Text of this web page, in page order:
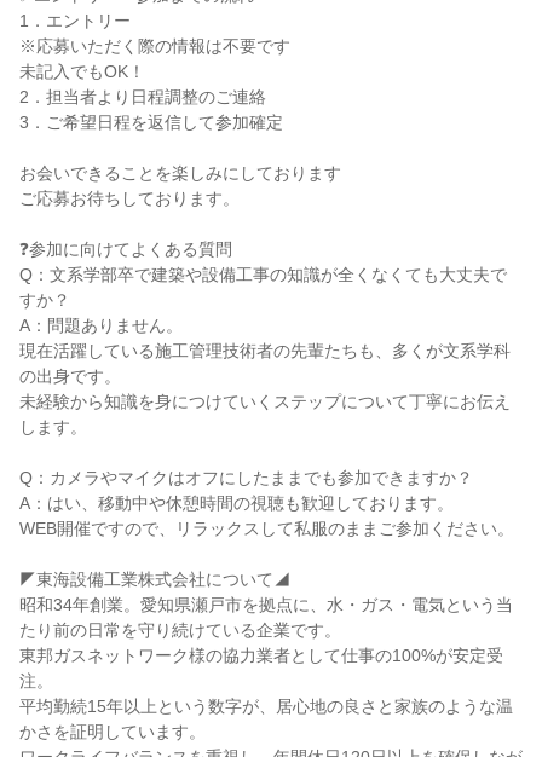
1．エントリー
※応募いただく際の情報は不要です
未記入でもOK！
2．担当者より日程調整のご連絡
3．ご希望日程を返信して参加確定
お会いできることを楽しみにしております
ご応募お待ちしております。
❓参加に向けてよくある質問
Q：文系学部卒で建築や設備工事の知識が全くなくても大丈夫で
すか？
A：問題ありません。
現在活躍している施工管理技術者の先輩たちも、多くが文系学科
の出身です。
未経験から知識を身につけていくステップについて丁寧にお伝え
します。
Q：カメラやマイクはオフにしたままでも参加できますか？
A：はい、移動中や休憩時間の視聴も歓迎しております。
WEB開催ですので、リラックスして私服のままご参加ください。
◤東海設備工業株式会社について◢
昭和34年創業。愛知県瀬戸市を拠点に、水・ガス・電気という当
たり前の日常を守り続けている企業です。
東邦ガスネットワーク様の協力業者として仕事の100%が安定受
注。
平均勤続15年以上という数字が、居心地の良さと家族のような温
かさを証明しています。